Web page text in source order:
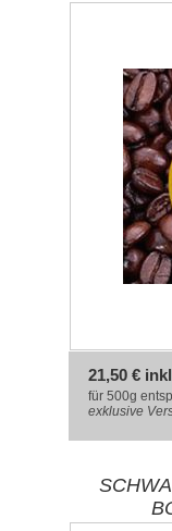
21,50 €
für 500g
exklusive